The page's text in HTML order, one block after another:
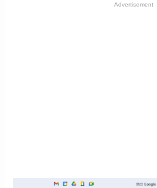
Advertisement